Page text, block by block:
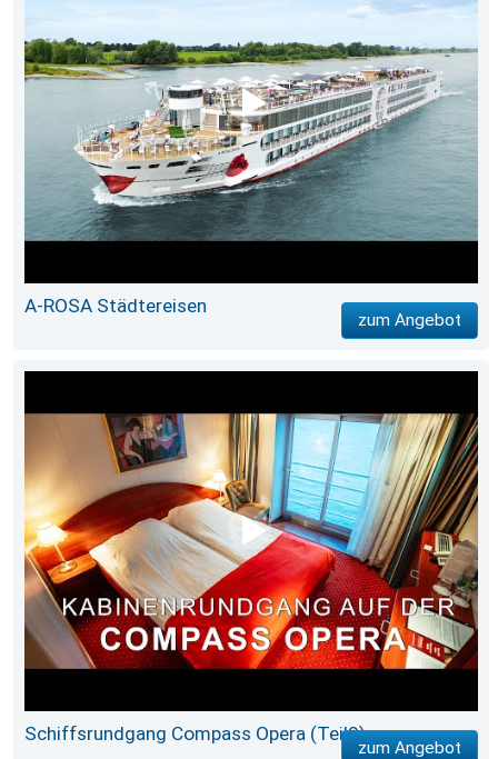
A-ROSA Städtereisen
zum Angebot
Schiffsrundgang Compass Opera (Teil2)
zum Angebot